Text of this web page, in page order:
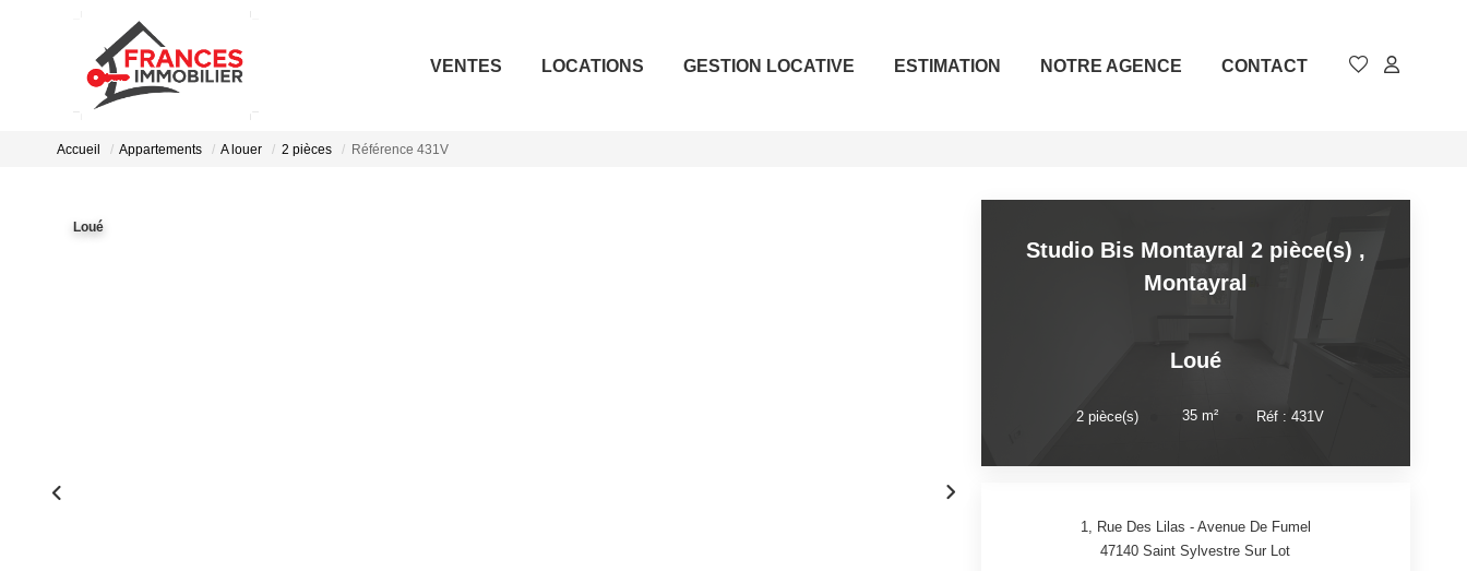
VENTES LOCATIONS GESTION LOCATIVE ESTIMATION NOTRE AGENCE CONTACT
Accueil Appartements A louer 2 pièces Référence 431V
Loué
Studio Bis Montayral 2 pièce(s) ,
Montayral
Loué
2 pièce(s) 35 m² Réf : 431V
1, Rue Des Lilas - Avenue De Fumel
47140Saint Sylvestre Sur Lot